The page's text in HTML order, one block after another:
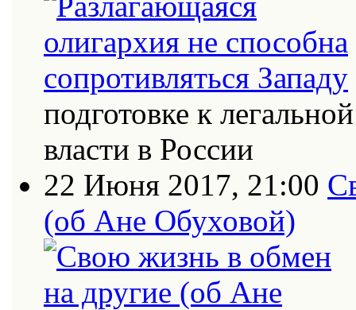
подготовке к
власти в России
22 Июня 2017, 21:00
(об Ане Обуховой)